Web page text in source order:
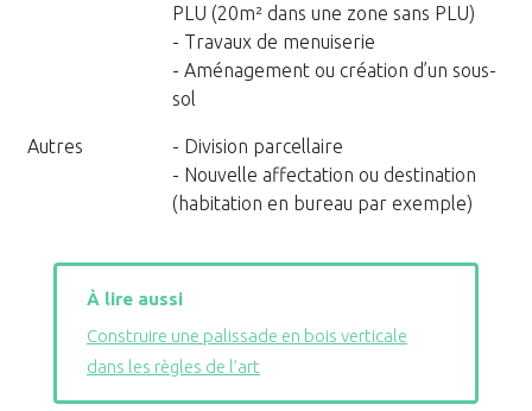
PLU (20m² dans une zone sans PLU)
- Travaux de menuiserie
- Aménagement ou création d’un sous-
sol
Autres
- Division parcellaire
- Nouvelle affectation ou destination
(habitation en bureau par exemple)
À lire aussi
Construire une palissade en bois verticale
dans les règles de l’art